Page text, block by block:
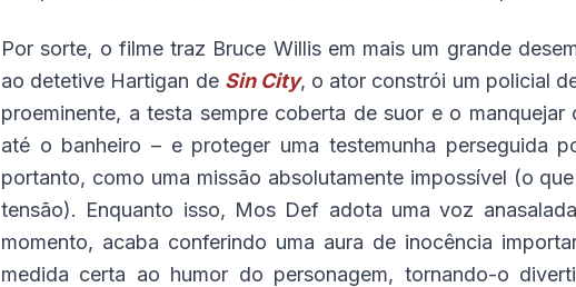
Por sorte, o filme traz Bruce Willis em mais um grande
ao detetive Hartigan de Sin City, o ator constrói um policial
proeminente, a testa sempre coberta de suor e o
até o banheiro – e proteger uma testemunha perseguida
portanto, como uma missão absolutamente impossível (o
tensão). Enquanto isso, Mos Def adota uma voz
momento, acaba conferindo uma aura de inocência
medida certa ao humor do personagem, tornando-o